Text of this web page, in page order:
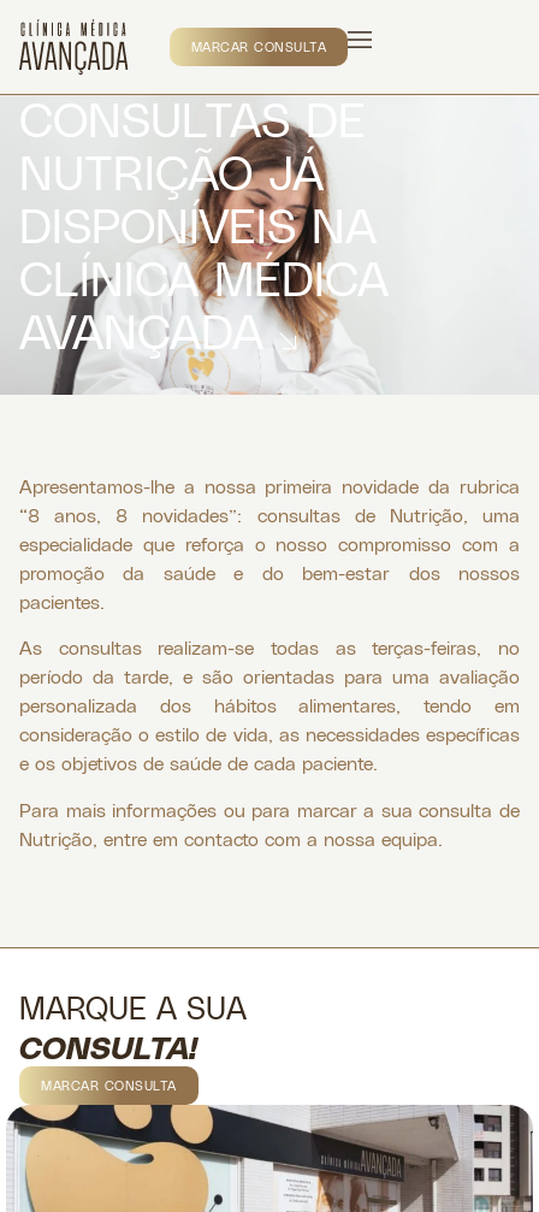
MARCAR CONSULTA
CONSULTAS DE
NUTRIÇÃO JÁ
DISPONÍVEIS NA
CLÍNICA MÉDICA
AVANÇADA
Apresentamos-lhe a nossa primeira novidade da rubrica
“8 anos, 8 novidades”: consultas de Nutrição, uma
especialidade que reforça o nosso compromisso com a
promoção da saúde e do bem-estar dos nossos
pacientes.
As consultas realizam-se todas as terças-feiras, no
período da tarde, e são orientadas para uma avaliação
personalizada dos hábitos alimentares, tendo em
consideração o estilo de vida, as necessidades específicas
e os objetivos de saúde de cada paciente.
Para mais informações ou para marcar a sua consulta de
Nutrição, entre em contacto com a nossa equipa.
MARQUE A SUA
CONSULTA!
MARCAR CONSULTA